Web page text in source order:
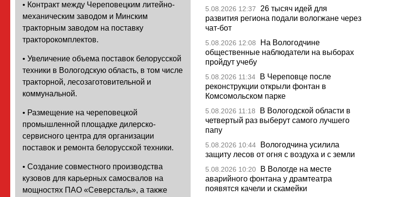
• Контракт между Череповецким литейно-
механическим заводом и Минским
тракторным заводом на поставку
тракторокомплектов.
• Увеличение объема поставок белорусской
техники в Вологодскую область, в том числе
тракторной, лесозаготовительной и
коммунальной.
• Размещение на череповецкой
промышленной площадке дилерско-
сервисного центра для организации
поставок и ремонта белорусской техники.
• Создание совместного производства
кузовов для карьерных самосвалов на
мощностях ПАО «Северсталь», а также
5.08.2026 12:37
26 тысяч идей для
развития региона подали вологжане через
чат-бот
5.08.2026 12:08
На Вологодчине
общественные наблюдатели на выборах
пройдут учебу
5.08.2026 11:34
В Череповце после
реконструкции открыли фонтан в
Комсомольском парке
5.08.2026 11:18
В Вологодской области в
четвертый раз выберут самого лучшего
папу
5.08.2026 10:44
Вологодчина усилила
защиту лесов от огня с воздуха и с земли
5.08.2026 10:20
В Вологде на месте
аварийного фонтана у драмтеатра
появятся качели и скамейки